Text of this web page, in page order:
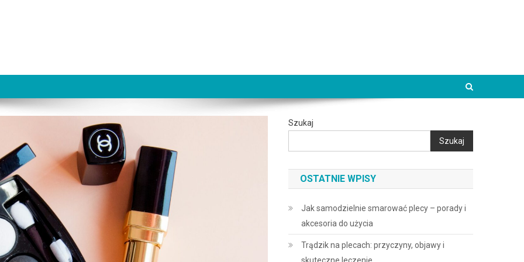
Szukaj
Szukaj
OSTATNIE WPISY
Jak samodzielnie smarować plecy – porady i
akcesoria do użycia
Trądzik na plecach: przyczyny, objawy i